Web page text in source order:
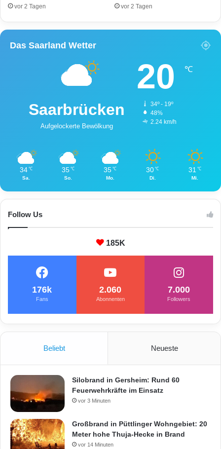
u
2 vor 2 Tagen vor 2 Tagen
Das Saarland Wetter
Saarbrücken
Aufgelockerte Bewölkung
20 ℃
34º - 19º
48%
2.24 km/h
34 ℃
Sa.
35 ℃
So.
35 ℃
Mo.
30 ℃
Di.
31 ℃
Mi.
Follow Us
185K
176k
Fans
2.060
Abonnenten
7.000
Followers
Beliebt Neueste
Silobrand in Gersheim: Rund 60
Feuerwehrkräfte im Einsatz
vor 3 Minuten
Großbrand in Püttlinger Wohngebiet: 20
Meter hohe Thuja-Hecke in Brand
vor 14 Minuten